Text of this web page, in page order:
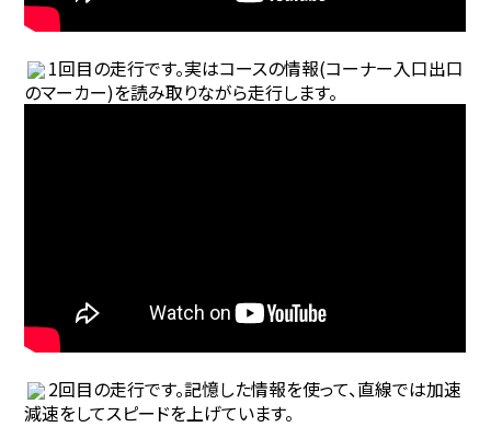
1回目の走行です。実はコースの情報(コーナー入口出口
のマーカー)を読み取りながら走行します。
2回目の走行です。記憶した情報を使って、直線では加速
減速をしてスピードを上げています。